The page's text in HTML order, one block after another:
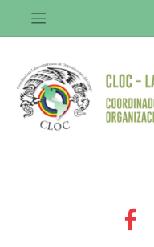
contenido